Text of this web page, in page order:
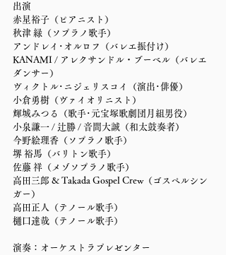
出演
赤星裕子（ピアニスト）
秋津 緑（ソプラノ歌手）
アンドレイ･オルロフ（バレエ振付け）
KANAMI / アレクサンドル・ブーベル（バレエ
ダンサー）
ヴィクトル･ニジェリスコイ（演出･俳優）
小倉勇樹（ヴァイオリニスト）
輝城みつる（歌手･元宝塚歌劇団月組男役）
小泉謙一 / 辻勝 / 音間大誠（和太鼓奏者）
今野絵理香（ソプラノ歌手）
堺 裕馬（バリトン歌手）
佐藤 祥（メゾソプラノ歌手）
高田三郎 & Takada Gospel Crew（ゴスペルシン
ガー）
高田正人（テノール歌手）
樋口達哉（テノール歌手）
演奏：オーケストラプレゼンター